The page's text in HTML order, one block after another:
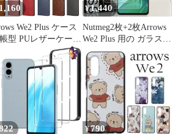
1,160
We2 Plus ケース
型 PUレザーケース
気 カード収納 おすす
アローズウィーツー
スマグネット スタ
ド TPUスマホカバー
¥1,440
Nutmeg2枚+2枚Arrows
We2 Plus 用の ガラスフ
ィルム 2枚 + Arrows
We2 Plus 用の カメラフ
ィルム 2枚日本旭硝子
素材製Arrows We2 Plus
F-51E 用の フィルム ア
ローズ ウィー2 プラス
用の 保護フ
¥790